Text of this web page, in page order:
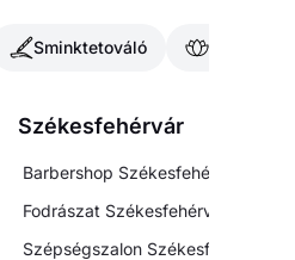
Sminktetováló
Székesfehérvár
Barbershop Székesfehérvár
Fodrászat Székesfehérvár
Szépségszalon Székesfehérvár